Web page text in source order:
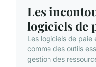
Les
logiciels de
Les logiciels de paie
comme des outils
gestion des